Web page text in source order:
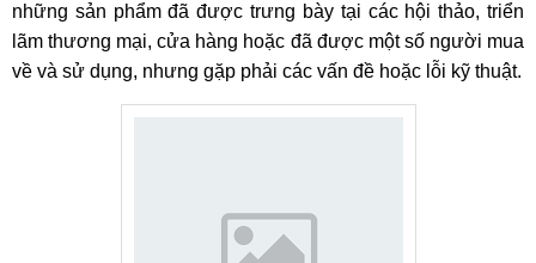
những sản phẩm đã được trưng bày tại các hội thảo, triển
lãm thương mại, cửa hàng hoặc đã được một số người mua
về và sử dụng, nhưng gặp phải các vấn đề hoặc lỗi kỹ thuật.